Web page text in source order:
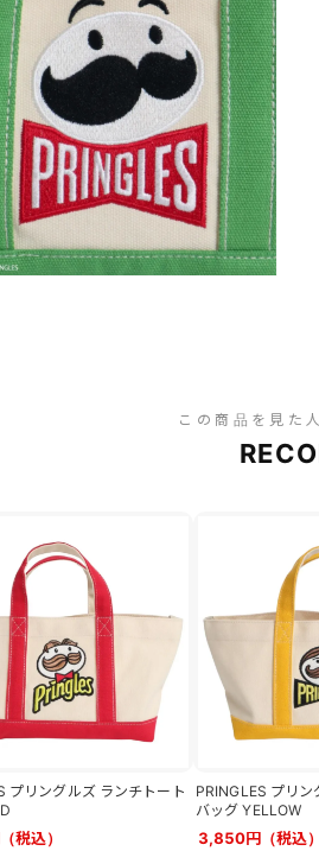
この商品を見た
プリングルズ ランチトート
税込）
PRINGLES プリ
バッグ YELLOW
3,850円（税込）